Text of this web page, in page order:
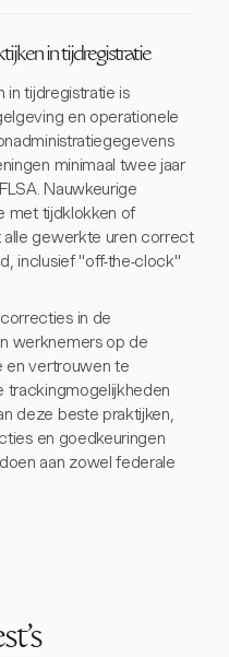
in tijdregistratie
in tijdregistratie is
en operationele
minimaal twee jaar
Nauwkeurige
met tijdklokken of
gewerkte uren correct
inclusief "off-the-clock"
in de
werknemers op de
en vertrouwen te
trackingmogelijkheden
deze beste praktijken,
en goedkeuringen
aan zowel federale